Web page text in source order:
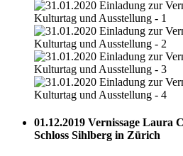
01.12.2019 Vernissage Laura
Schloss Sihlberg in Zürich